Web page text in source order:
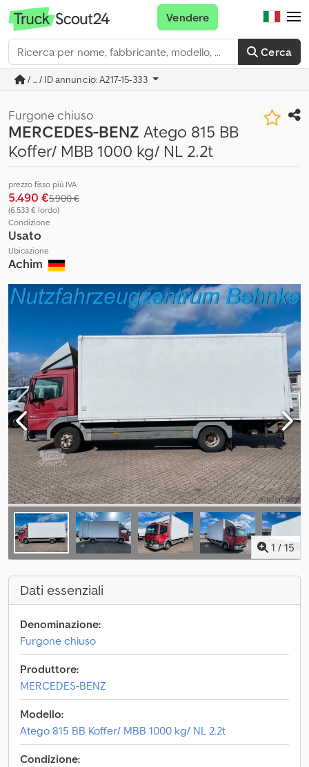
Cerca
Vendere
/ ... / ID annuncio: A217-15-333
Furgone chiuso
MERCEDES-BENZ Atego 815 BB
Koffer/ MBB 1000 kg/ NL 2.2t
prezzo fisso più IVA
5.490 €5.900 €
(6.533 € lordo)
Condizione
Usato
Ubicazione
Achim
1 / 15
Dati essenziali
Denominazione:
Furgone chiuso
Produttore:
MERCEDES-BENZ
Modello:
Atego 815 BB Koffer/ MBB 1000 kg/ NL 2.2t
Condizione: